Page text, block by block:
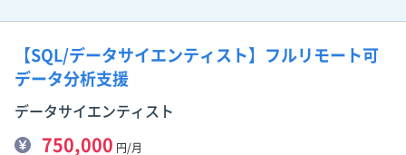
【SQL/データサイエンティスト】フルリモート可
データ分析支援
データサイエンティスト
750,000 円/月